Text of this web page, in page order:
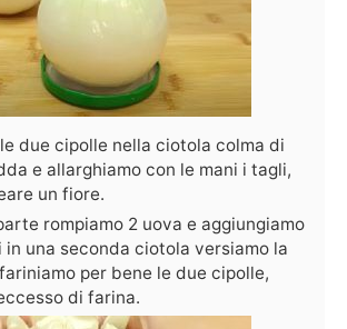
due cipolle nella ciotola colma di
e allarghiamo con le mani i tagli,
un fiore.
rompiamo 2 uova e aggiungiamo
in una seconda ciotola versiamo la
per bene le due cipolle,
di farina.